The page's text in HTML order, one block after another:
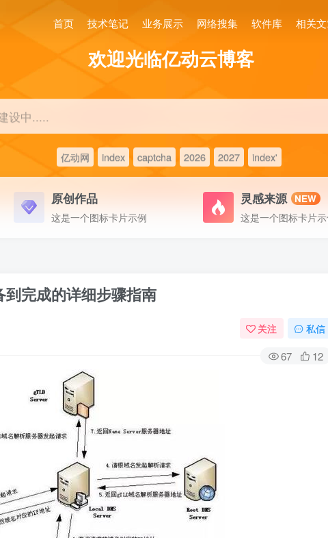
首页 技术笔记 业务展示 网络搜集 软件库 相关
欢迎光临亿动云博客
设中.....
亿动网 index captcha 2026 2027 index'
原创作品
这是一个图标卡片示例
灵感来源 NEW
这是一个图标卡片
完成的详细步骤指南
关注 私信
67 12